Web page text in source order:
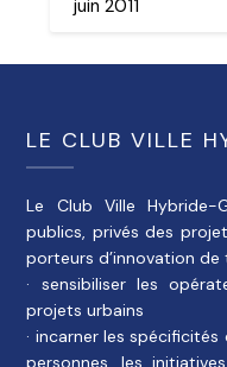
juin 2011
LE CLUB VILLE
Le Club Ville Hybride-
publics, privés des
porteurs d’innovation
· sensibiliser les
projets urbains
· incarner les
personnes, les